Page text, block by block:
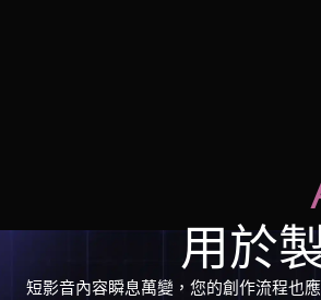
用於
短影音內容瞬息萬變，您的創作流程也